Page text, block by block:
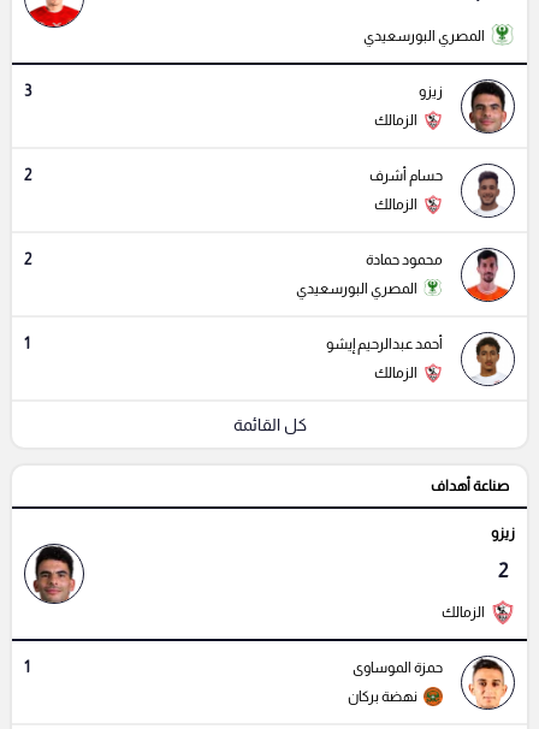
المصري البورسعيدي
زيزو 3
الزمالك
حسام أشرف 2
الزمالك
محمود حمادة 2
المصري البورسعيدي
أحمد عبدالرحيم إيشو 1
الزمالك
كل القائمة
صناعة أهداف
زيزو
2
الزمالك
حمزة الموساوى 1
نهضة بركان